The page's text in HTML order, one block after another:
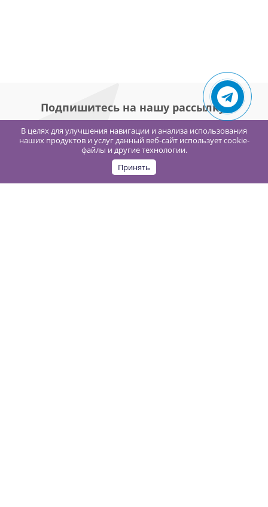
Подпишитесь на нашу рассылку!
В целях для улучшения навигации и анализа использования
наших продуктов и услуг данный веб-сайт использует cookie-
файлы и другие технологии.
Принять